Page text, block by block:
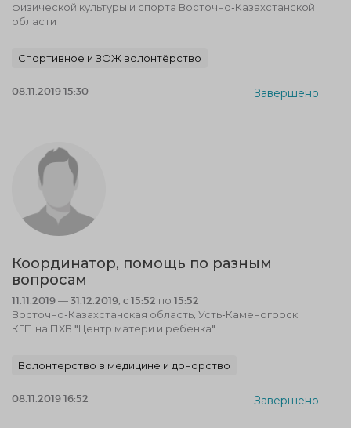
физической культуры и спорта Восточно-Казахстанской
области
Спортивное и ЗОЖ волонтёрство
08.11.2019 15:30 Завершено
Координатор, помощь по разным
вопросам
11.11.2019 — 31.12.2019, c 15:52 по 15:52
Восточно-Казахстанская область, Усть-Каменогорск
КГП на ПХВ "Центр матери и ребенка"
Волонтерство в медицине и донорство
08.11.2019 16:52 Завершено